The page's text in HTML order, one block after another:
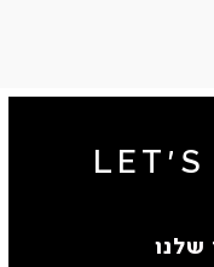
LET'S